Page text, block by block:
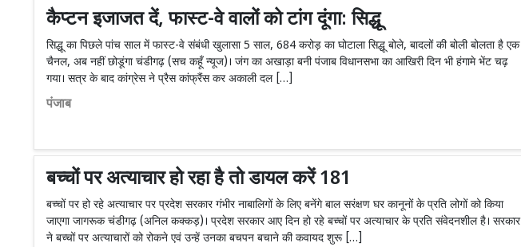
कैप्टन इजाजत दें, फास्ट-वे वालों को टांग दूंगा: सिद्धू
सिद्धू का पिछले पांच साल में फास्ट-वे संबंधी खुलासा 5 साल, 684 करोड़ का घोटाला सिद्धू बोले, बादलों की बोली बोलता है एक
चैनल, अब नहीं छोडूंगा चंडीगढ़ (सच कहूँ न्यूज)। जंग का अखाड़ा बनी पंजाब विधानसभा का आखिरी दिन भी हंगामे भेंट चढ़
गया। सत्र के बाद कांग्रेस ने प्रैस कांफ्रैंस कर अकाली दल […]
पंजाब
बच्चों पर अत्याचार हो रहा है तो डायल करें 181
बच्चों पर हो रहे अत्याचार पर प्रदेश सरकार गंभीर नाबालिगों के लिए बनेंगे बाल सरंक्षण घर कानूनों के प्रति लोगों को किया
जाएगा जागरूक चंडीगढ़ (अनिल कक्कड़)। प्रदेश सरकार आए दिन हो रहे बच्चों पर अत्याचार के प्रति संवेदनशील है। सरकार
ने बच्चों पर अत्याचारों को रोकने एवं उन्हें उनका बचपन बचाने की कवायद शुरू […]